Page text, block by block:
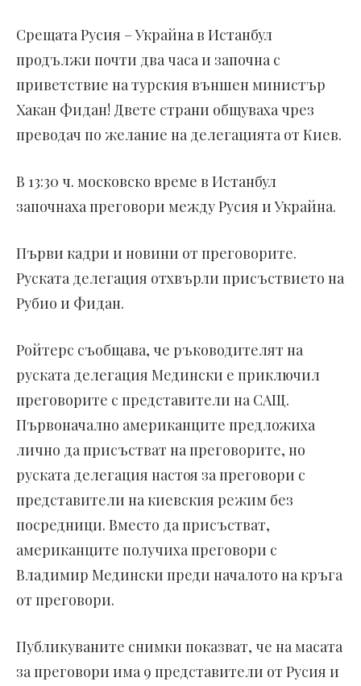
Срещата Русия – Украйна в Истанбул
продължи почти два часа и започна с
приветствие на турския външен министър
Хакан Фидан! Двете страни общуваха чрез
преводач по желание на делегацията от Киев.
В 13:30 ч. московско време в Истанбул
започнаха преговори между Русия и Украйна.
Първи кадри и новини от преговорите.
Руската делегация отхвърли присъствието на
Рубио и Фидан.
Ройтерс съобщава, че ръководителят на
руската делегация Медински е приключил
преговорите с представители на САЩ.
Първоначално американците предложиха
лично да присъстват на преговорите, но
руската делегация настоя за преговори с
представители на киевския режим без
посредници. Вместо да присъстват,
американците получиха преговори с
Владимир Медински преди началото на кръга
от преговори.
Публикуваните снимки показват, че на масата
за преговори има 9 представители от Русия и